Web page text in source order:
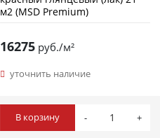
м2 (MSD Premium)
16275руб./м²
уточнить наличие
В корзину